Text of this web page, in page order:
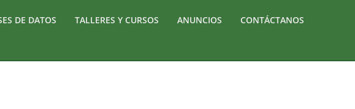
DE DATOS TALLERES Y CURSOS ANUNCIOS CONTÁCTANOS